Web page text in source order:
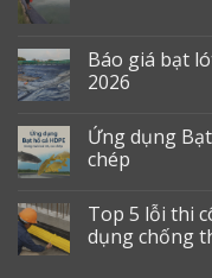
Báo giá bạt
2026
Ứng dụng
chép
Top 5 lỗi thi
dụng chống